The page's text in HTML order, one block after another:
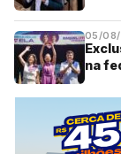
05/
na